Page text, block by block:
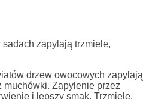
sadach zapylają trzmiele,
drzew owocowych zapylają
muchówki. Zapylenie przez
i lepszy smak. Trzmiele,